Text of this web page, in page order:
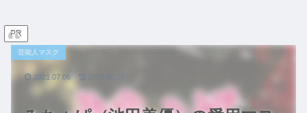
PR
芸能人マスク
2021.07.06 2023.06.07